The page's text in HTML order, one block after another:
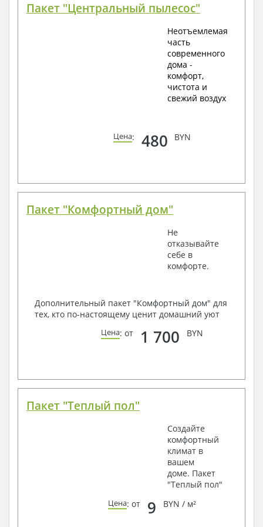
Пакет "Центральный пылесос"
Неотъемлемая
часть
современного
дома -
комфорт,
чистота и
свежий воздух
Цена: 480 BYN
Пакет "Комфортный дом"
Не
отказывайте
себе в
комфорте.
Дополнительный пакет "Комфортный дом" для
тех, кто по-настоящему ценит домашний уют
Цена: от 1 700 BYN
Пакет "Теплый пол"
Создайте
комфортный
климат в
вашем
доме. Пакет
"Теплый пол"
Цена: от 9 BYN / м²